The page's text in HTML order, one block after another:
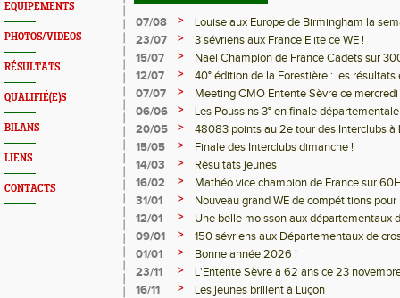
EQUIPEMENTS
PHOTOS/VIDEOS
RÉSULTATS
QUALIFIÉ(E)S
BILANS
LIENS
CONTACTS
07/08 >
Louise aux Europe de Birmingham la
23/07
>
3 sévriens aux France Elite ce WE !
15/07
>
Nael Champion de France Cadets sur
12/07
>
40° édition de la Forestière : les résultats
07/07
>
Meeting CMO Entente Sèvre ce
06/06
>
Les Poussins 3° en finale départementale
20/05
>
48083 points au 2e tour des Interclubs à
15/05
>
Finale des Interclubs dimanche !
14/03
>
Résultats jeunes
16/02
>
Mathéo vice champion de France sur
31/01
>
Nouveau grand WE de compétitions
12/01
>
Une belle moisson aux départementaux
09/01
>
150 sévriens aux Départementaux de
01/01
>
Bonne année 2026 !
23/11
>
L'Entente Sèvre a 62 ans ce 23
16/11
>
Les jeunes brillent à Luçon